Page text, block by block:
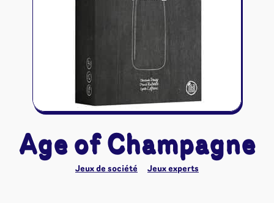
Naruto Mythos
Tapis de jeu
Age of Champagne
Jeux de société Jeux experts